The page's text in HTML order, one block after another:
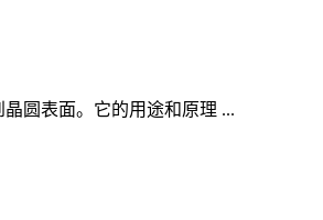
圆表面。它的用途和原理 ...